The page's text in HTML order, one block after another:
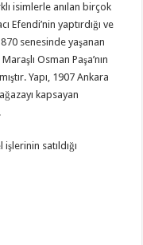
isimlerle anılan birçok
Efendi’nin yaptırdığı ve
senesinde yaşanan
Osman Paşa’nın
Yapı, 1907 Ankara
kapsayan
satıldığı